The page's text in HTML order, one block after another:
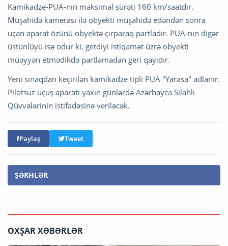
Kamikadze-PUA-nın maksimal sürəti 160 km/saatdır.
Müşahidə kamerası ilə obyekti müşahidə edəndən sonra
uçan aparat özünü obyektə çırparaq partladır. PUA-nın digər
üstünlüyü isə odur ki, getdiyi istiqamət üzrə obyekti
müəyyən etmədikdə partlamadan geri qayıdır.
Yeni sınaqdan keçirilən kamikadze tipli PUA "Yarasa" adlanır.
Pilotsuz uçuş aparatı yaxın günlərdə Azərbayca Silahlı
Qüvvələrinin istifadəsinə veriləcək.
Paylaş Tweet
ŞƏRHLƏR
OXŞAR XƏBƏRLƏR